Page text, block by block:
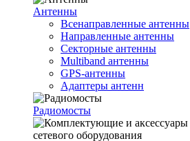
Антенны
Всенаправленные антенны
Направленные антенны
Секторные антенны
Multiband антенны
GPS-антенны
Адаптеры антенн
Радиомосты